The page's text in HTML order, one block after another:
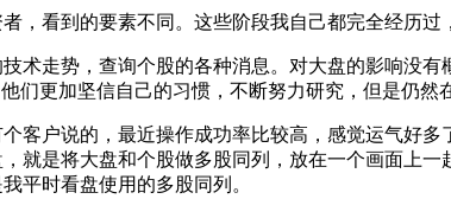
，看到的要素不同。这些阶段我自己都完全经历
术走势，查询个股的各种消息。对大盘的影响没
们更加坚信自己的习惯，不断努力研究，但是仍然
客户说的，最近操作成功率比较高，感觉运气好
就是将大盘和个股做多股同列，放在一个画面上
平时看盘使用的多股同列。